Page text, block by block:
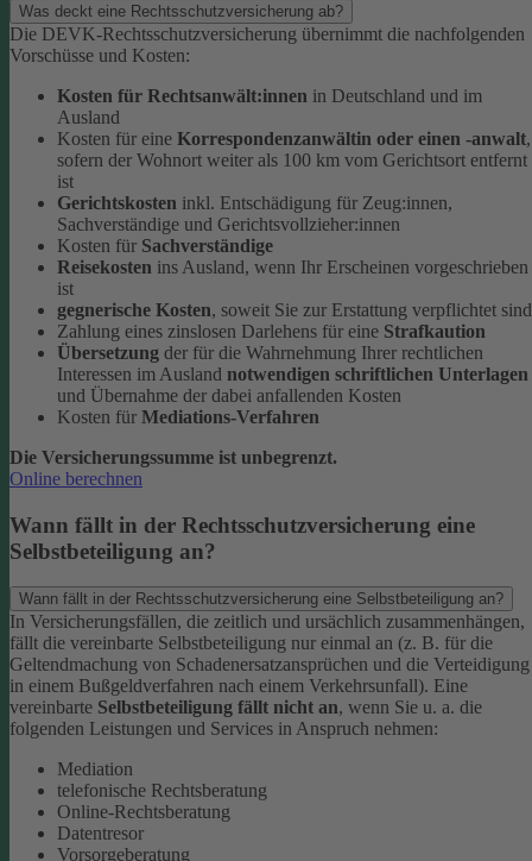
Was deckt eine Rechtsschutzversicherung ab?
Die DEVK-Rechtsschutzversicherung übernimmt die nachfolgenden
Vorschüsse und Kosten:
Kosten für Rechtsanwält:innen in Deutschland und im
Ausland
Kosten für eine Korrespondenzanwältin oder einen -anwalt,
sofern der Wohnort weiter als 100 km vom Gerichtsort entfernt
ist
Gerichtskosten inkl. Entschädigung für Zeug:innen,
Sachverständige und Gerichtsvollzieher:innen
Kosten für Sachverständige
Reisekosten ins Ausland, wenn Ihr Erscheinen vorgeschrieben
ist
gegnerische Kosten, soweit Sie zur Erstattung verpflichtet sind
Zahlung eines zinslosen Darlehens für eine Strafkaution
Übersetzung der für die Wahrnehmung Ihrer rechtlichen
Interessen im Ausland notwendigen schriftlichen Unterlagen
und Übernahme der dabei anfallenden Kosten
Kosten für Mediations-Verfahren
Die Versicherungssumme ist unbegrenzt.
Online berechnen
Wann fällt in der Rechtsschutzversicherung eine
Selbstbeteiligung an?
Wann fällt in der Rechtsschutzversicherung eine Selbstbeteiligung an?
In Versicherungsfällen, die zeitlich und ursächlich zusammenhängen,
fällt die vereinbarte Selbstbeteiligung nur einmal an (z. B. für die
Geltendmachung von Schadenersatzansprüchen und die Verteidigung
in einem Bußgeldverfahren nach einem Verkehrsunfall). Eine
vereinbarte Selbstbeteiligung fällt nicht an, wenn Sie u. a. die
folgenden Leistungen und Services in Anspruch nehmen:
Mediation
telefonische Rechtsberatung
Online-Rechtsberatung
Datentresor
Vorsorgeberatung